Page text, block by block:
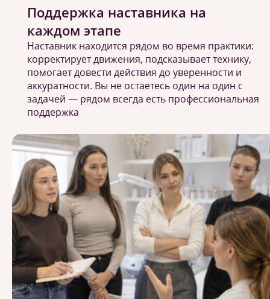
Поддержка наставника на
каждом этапе
Наставник находится рядом во время практики:
корректирует движения, подсказывает технику,
помогает довести действия до уверенности и
аккуратности. Вы не остаетесь один на один с
задачей — рядом всегда есть профессиональная
поддержка